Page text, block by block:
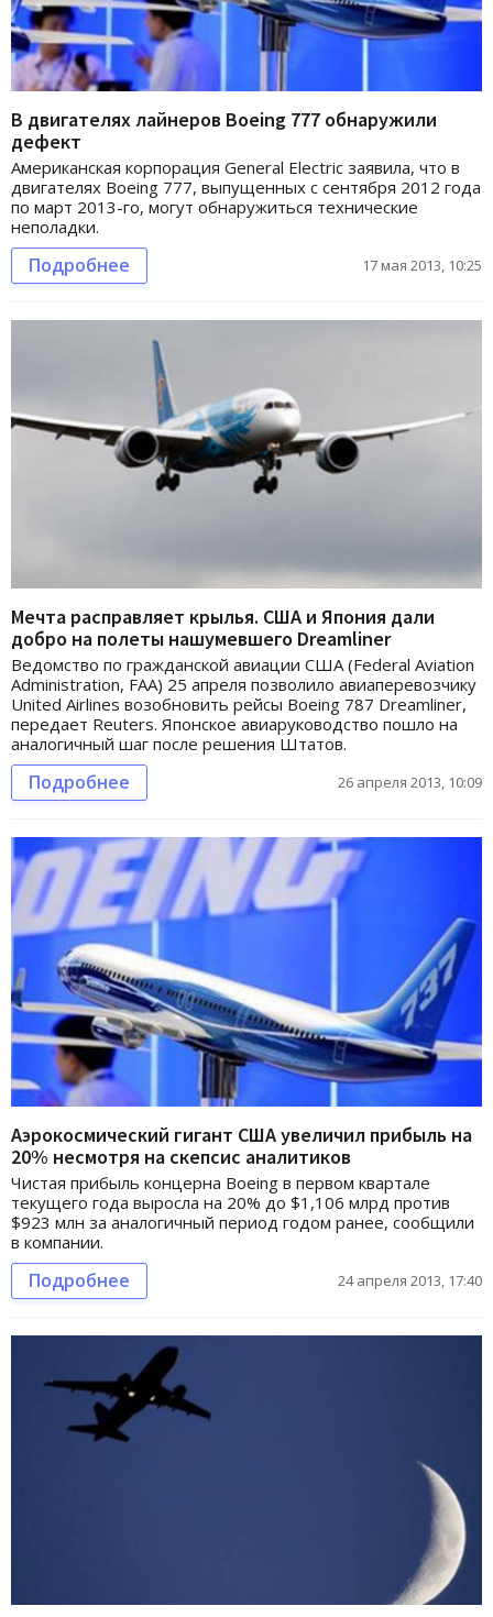
В двигателях лайнеров Boeing 777 обнаружили
дефект
Американская корпорация General Electric заявила, что в
двигателях Boeing 777, выпущенных с сентября 2012 года
по март 2013-го, могут обнаружиться технические
неполадки.
Подробнее 17 мая 2013, 10:25
Мечта расправляет крылья. США и Япония дали
добро на полеты нашумевшего Dreamliner
Ведомство по гражданской авиации США (Federal Aviation
Administration, FAA) 25 апреля позволило авиаперевозчику
United Airlines возобновить рейсы Boeing 787 Dreamliner,
передает Reuters. Японское авиаруководство пошло на
аналогичный шаг после решения Штатов.
Подробнее 26 апреля 2013, 10:09
Аэрокосмический гигант США увеличил прибыль на
20% несмотря на скепсис аналитиков
Чистая прибыль концерна Boeing в первом квартале
текущего года выросла на 20% до $1,106 млрд против
$923 млн за аналогичный период годом ранее, сообщили
в компании.
Подробнее 24 апреля 2013, 17:40